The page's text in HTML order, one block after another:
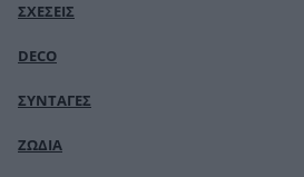
ΣΧΕΣΕΙΣ
DECO
ΣΥΝΤΑΓΕΣ
ΖΩΔΙΑ